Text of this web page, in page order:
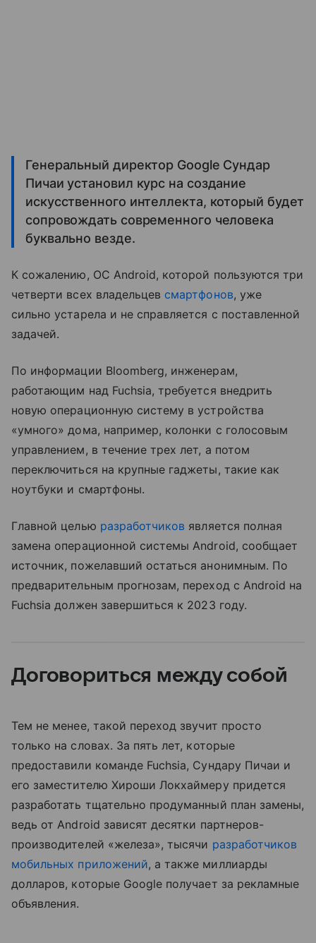
Генеральный директор Google Сундар
Пичаи установил курс на создание
искусственного интеллекта, который будет
сопровождать современного человека
буквально везде.
К сожалению, ОС Android, которой пользуются три
четверти всех владельцев смартфонов, уже
сильно устарела и не справляется с поставленной
задачей.
По информации Bloomberg, инженерам,
работающим над Fuchsia, требуется внедрить
новую операционную систему в устройства
«умного» дома, например, колонки с голосовым
управлением, в течение трех лет, а потом
переключиться на крупные гаджеты, такие как
ноутбуки и смартфоны.
Главной целью разработчиков является полная
замена операционной системы Android, сообщает
источник, пожелавший остаться анонимным. По
предварительным прогнозам, переход с Android на
Fuchsia должен завершиться к 2023 году.
Договориться между собой
Тем не менее, такой переход звучит просто
только на словах. За пять лет, которые
предоставили команде Fuchsia, Сундару Пичаи и
его заместителю Хироши Локхаймеру придется
разработать тщательно продуманный план замены,
ведь от Android зависят десятки партнеров-
производителей «железа», тысячи разработчиков
мобильных приложений, а также миллиарды
долларов, которые Google получает за рекламные
объявления.